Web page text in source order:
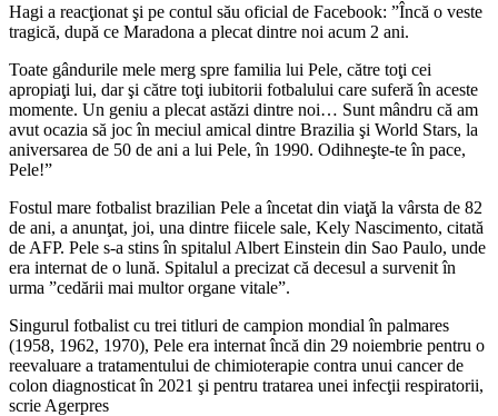
Hagi a reacţionat şi pe contul său oficial de Facebook: ”Încă o veste
tragică, după ce Maradona a plecat dintre noi acum 2 ani.
Toate gândurile mele merg spre familia lui Pele, către toţi cei
apropiaţi lui, dar şi către toţi iubitorii fotbalului care suferă în aceste
momente. Un geniu a plecat astăzi dintre noi… Sunt mândru că am
avut ocazia să joc în meciul amical dintre Brazilia şi World Stars, la
aniversarea de 50 de ani a lui Pele, în 1990. Odihneşte-te în pace,
Pele!”
Fostul mare fotbalist brazilian Pele a încetat din viaţă la vârsta de 82
de ani, a anunţat, joi, una dintre fiicele sale, Kely Nascimento, citată
de AFP. Pele s-a stins în spitalul Albert Einstein din Sao Paulo, unde
era internat de o lună. Spitalul a precizat că decesul a survenit în
urma ”cedării mai multor organe vitale”.
Singurul fotbalist cu trei titluri de campion mondial în palmares
(1958, 1962, 1970), Pele era internat încă din 29 noiembrie pentru o
reevaluare a tratamentului de chimioterapie contra unui cancer de
colon diagnosticat în 2021 şi pentru tratarea unei infecţii respiratorii,
scrie Agerpres